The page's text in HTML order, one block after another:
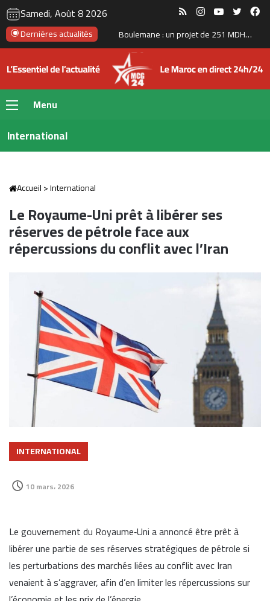
Samedi, Août 8 2026 RSS InstagramYouTube
Dernières actualités Six jeunes Marocains décrochent la 2ᵉ place mondiale dans une compétition internationale de recherche mathématique
Menu
International
Accueil>International
Le Royaume-Uni prêt à libérer ses
réserves de pétrole face aux
répercussions du conflit avec l’Iran
INTERNATIONAL
10 mars، 2026
Le gouvernement du Royaume‑Unia annoncé être prêt à
libérer une partie de ses réserves stratégiques de pétrole si
les perturbations des marchés liées au conflit avecIran
venaient à s’aggraver, afin d’en limiter les répercussions sur